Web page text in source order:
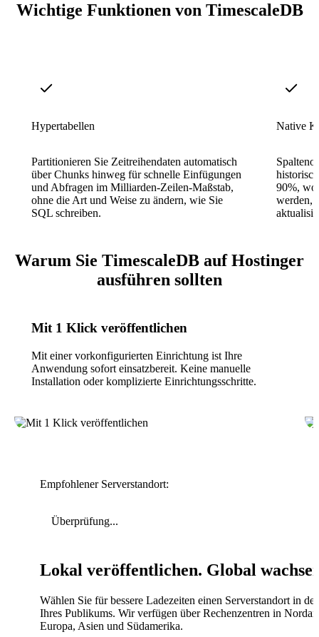
Wichtige Funktionen von TimescaleDB
Hypertabellen
Partitionieren Sie Zeitreihendaten automatisch
über Chunks hinweg für schnelle Einfügungen
und Abfragen im Milliarden-Zeilen-Maßstab,
ohne die Art und Weise zu ändern, wie Sie
SQL schreiben.
Native
90%,
werden,
Warum Sie TimescaleDB auf Hostinger
ausführen sollten
Mit 1 Klick veröffentlichen
Mit einer vorkonfigurierten Einrichtung ist Ihre
Anwendung sofort einsatzbereit. Keine manuelle
Installation oder komplizierte Einrichtungsschritte.
Empfohlener Serverstandort:
Überprüfung...
Lokal veröffentlichen. Global
Wählen Sie für bessere Ladezeiten einen Serverstandort in
Ihres Publikums. Wir verfügen über Rechenzentren in
Europa, Asien und Südamerika.